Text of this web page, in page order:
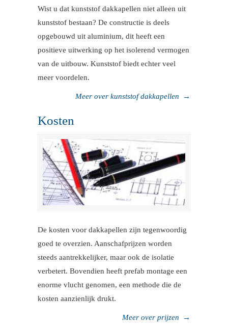
Wist u dat kunststof dakkapellen niet alleen uit
kunststof bestaan? De constructie is deels
opgebouwd uit aluminium, dit heeft een
positieve uitwerking op het isolerend vermogen
van de uitbouw. Kunststof biedt echter veel
meer voordelen.
Meer over kunststof dakkapellen →
Kosten
De kosten voor dakkapellen zijn tegenwoordig
goed te overzien. Aanschafprijzen worden
steeds aantrekkelijker, maar ook de isolatie
verbetert. Bovendien heeft prefab montage een
enorme vlucht genomen, een methode die de
kosten aanzienlijk drukt.
Meer over prijzen →